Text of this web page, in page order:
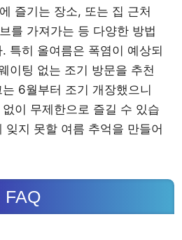
즐기는 장소, 또는 집 근처
를 가져가는 등 다양한 방법
특히 올여름은 폭염이 예상되
이팅 없는 조기 방문을 추천
6월부터 조기 개장했으니
이 무제한으로 즐길 수 있습
잊지 못할 여름 추억을 만들어
FAQ